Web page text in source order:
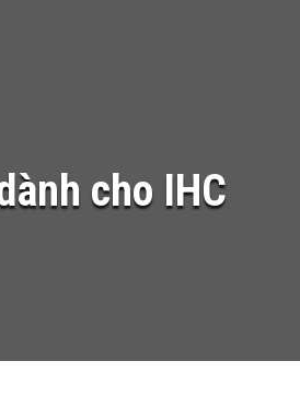
cho IHC